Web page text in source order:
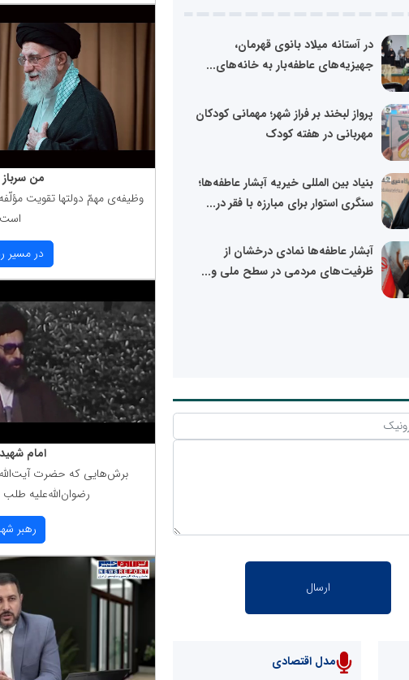
در آستانه میلاد بانوی قهرمان،
جهیزیه‌های عاطفه‌بار به خانه‌های...
پرواز لبخند بر فراز شهر؛ مهمانی کودکان
مهربانی در هفته کودک
بنیاد بین المللی خیریه آبشار عاطفه‌ها؛
سنگری استوار برای مبارزه با فقر در...
آبشار عاطفه‌ها نمادی درخشان از
ظرفیت‌های مردمی در سطح ملی و...
مدل اقتصادی
من
وظیفه‌ی مهمّ دولتها تقویت
است
در مسیر
امام
برش‌هایی كه حضرت
رضوان‌الله‌علیه
رهبر